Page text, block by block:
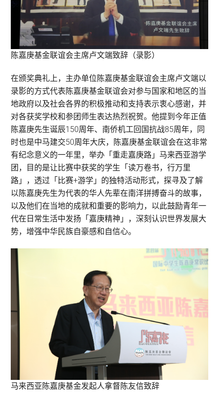
陈嘉庚基金联谊会主席卢文端致辞（录影）
在颁奖典礼上，主办单位陈嘉庚基金联谊会主席卢文端以
录影的方式代表陈嘉庚基金联谊会对参与国家和地区的当
地政府以及社会各界的积极推动和支持表示衷心感谢，并
对各获奖学校和参团师生表达热烈祝贺。他提到今年正值
陈嘉庚先生诞辰150周年、南侨机工回国抗战85周年，同
时也是中马建交50周年大庆，陈嘉庚基金联谊会在这非常
有纪念意义的一年里，举办「重走嘉庚路」马来西亚游学
团，目的是让比赛中获奖的学生「读万卷书，行万里
路」，透过「比赛+游学」的独特活动形式，探寻及了解
以陈嘉庚先生为代表的华人先辈在南洋拼搏奋斗的故事，
以及他们在当地的成就和重要的影响力，以此鼓励青年一
代在日常生活中发扬「嘉庚精神」，深刻认识世界发展大
势，增强中华民族自豪感和自信心。
马来西亚陈嘉庚基金发起人拿督陈友信致辞